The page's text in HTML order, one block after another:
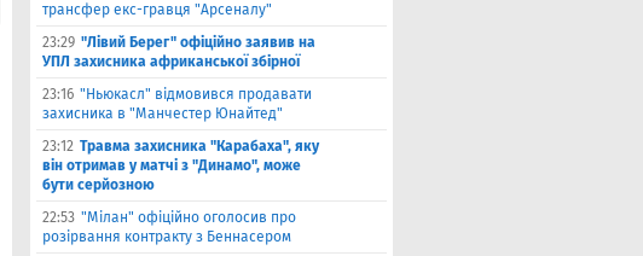
трансфер екс-гравця "Арсеналу"
23:29 "Лівий Берег" офіційно заявив на
УПЛ захисника африканської збірної
23:16 "Ньюкасл" відмовився продавати
захисника в "Манчестер Юнайтед"
23:12 Травма захисника "Карабаха", яку
він отримав у матчі з "Динамо", може
бути серйозною
22:53 "Мілан" офіційно оголосив про
розірвання контракту з Беннасером